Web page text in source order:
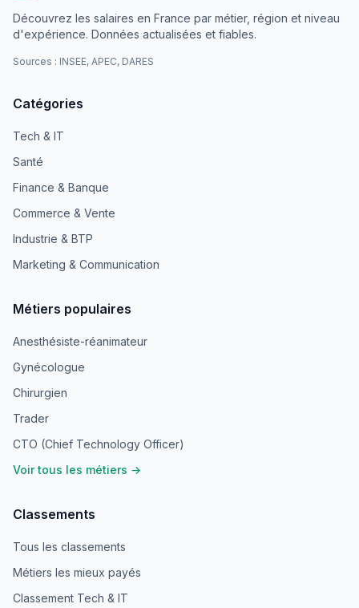
Découvrez les salaires en France par métier, région et niveau
d'expérience. Données actualisées et fiables.
Sources : INSEE, APEC, DARES
Catégories
Tech & IT
Santé
Finance & Banque
Commerce & Vente
Industrie & BTP
Marketing & Communication
Métiers populaires
Anesthésiste-réanimateur
Gynécologue
Chirurgien
Trader
CTO (Chief Technology Officer)
Voir tous les métiers →
Classements
Tous les classements
Métiers les mieux payés
Classement Tech & IT